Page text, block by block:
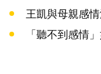
王凱與母親感
「聽不到感情